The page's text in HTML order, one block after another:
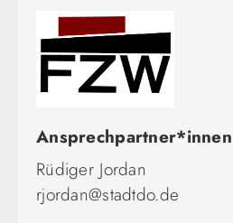
Ansprechpartner*innen
Rüdiger Jordan
rjordan@stadtdo.de